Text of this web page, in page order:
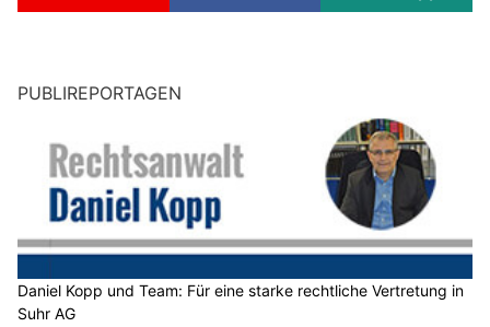
PUBLIREPORTAGEN
Daniel Kopp und Team: Für eine starke rechtliche Vertretung in
Suhr AG